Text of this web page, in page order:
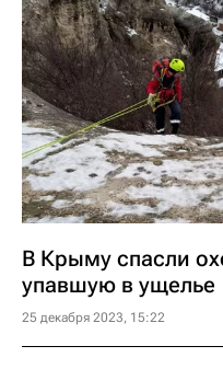
В Крыму спасли
упавшую в ущелье
25 декабря 2023, 15:22